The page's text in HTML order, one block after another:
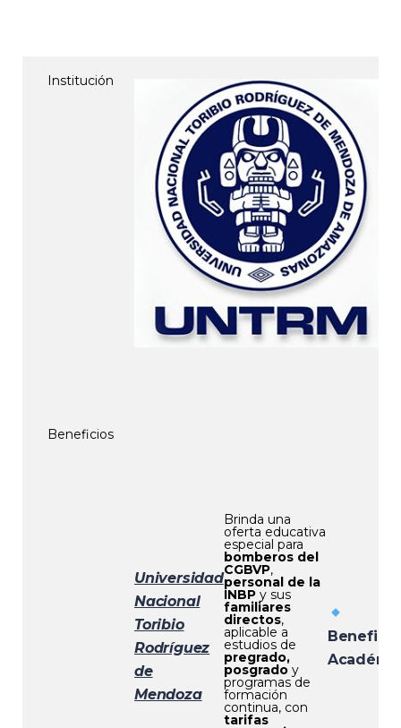
Institución
Beneficios
Universidad
Nacional
Toribio
Rodríguez
de
Mendoza
Brinda una
oferta educativa
especial para
bomberos del
CGBVP,
personal de la
INBPy sus
familiares
directos,
aplicable a
estudios de
pregrado,
posgradoy
programas de
formación
continua, con
tarifas